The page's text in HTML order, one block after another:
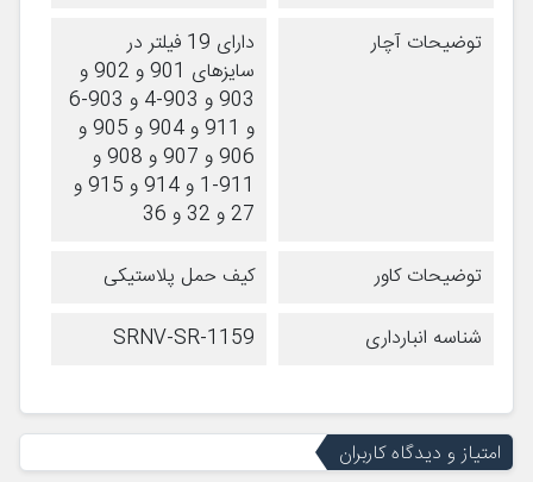
توضیحات آچار
دارای 19 فیلتر در
سایزهای 901 و 902 و
903 و 903-4 و 903-6
و 911 و 904 و 905 و
906 و 907 و 908 و
911-1 و 914 و 915 و
27 و 32 و 36
توضیحات کاور
کیف حمل پلاستیکی
شناسه انبارداری
SRNV-SR-1159
امتیاز و دیدگاه کاربران